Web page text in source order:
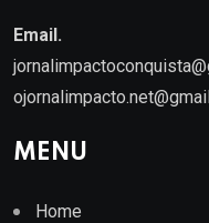
Email.
MENU
Home